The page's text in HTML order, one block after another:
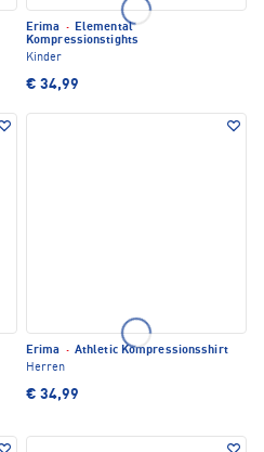
Erima · Elemental
Kompressionstights
Kinder
€ 34,99
Erima · Athletic Kompressionsshirt
Herren
€ 34,99